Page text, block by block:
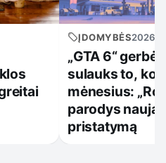
ĮDOMYBĖS2026-
„GTA 6“
sulauks to, ko
mėnesius:
parodys naują
pristatymą